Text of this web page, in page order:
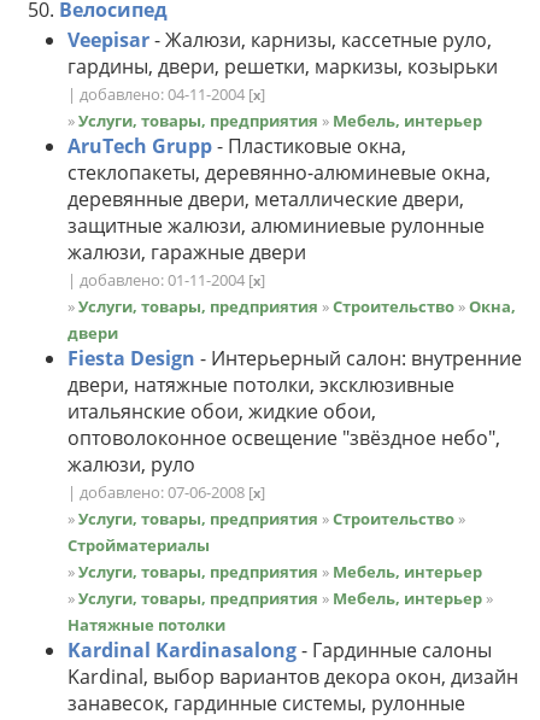
50. Велосипед
Veepisar- Жалюзи, карнизы, кассетные руло,
гардины, двери, решетки, маркизы, козырьки
| добавлено: 04-11-2004 [x]
»Услуги, товары, предприятия » Мебель, интерьер
AruTech Grupp- Пластиковые окна,
стеклопакеты, деревянно-алюминевые окна,
деревянные двери, металлические двери,
защитные жалюзи, алюминиевые рулонные
жалюзи, гаражные двери
| добавлено: 01-11-2004 [x]
»Услуги, товары, предприятия »Строительство »Окна,
двери
Fiesta Design - Интерьерный салон: внутренние
двери, натяжные потолки, эксклюзивные
итальянские обои, жидкие обои,
оптоволоконное освещение "звёздное небо",
жалюзи, руло
| добавлено: 07-06-2008 [x]
»Услуги, товары, предприятия »Строительство »
Стройматериалы
»Услуги, товары, предприятия » Мебель, интерьер
»Услуги, товары, предприятия » Мебель, интерьер »
Натяжные потолки
Kardinal Kardinasalong- Гардинные салоны
Kardinal, выбор вариантов декора окон, дизайн
занавесок, гардинные системы, рулонные